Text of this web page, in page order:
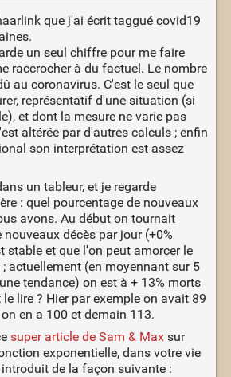
que j'ai écrit taggué covid19
un seul chiffre pour me faire
raccrocher à du factuel. Le nombre
au coronavirus. C'est le seul que
représentatif d'une situation (si
et dont la mesure ne varie pas
altérée par d'autres calculs ; enfin
son interprétation est assez
un tableur, et je regarde
: quel pourcentage de nouveaux
avons. Au début on tournait
nouveaux décès par jour (+0%
stable et que l'on peut amorcer le
actuellement (en moyennant sur 5
tendance) on est à + 13% morts
lire ? Hier par exemple on avait 89
en a 100 et demain 113.
super article de Sam & Maxsur
exponentielle, dans votre vie
de la façon suivante :